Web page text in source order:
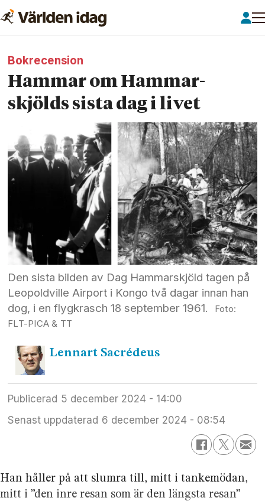
Bokrecension
Hammar om Hammar­
skjölds sista dag i livet
Den sista bilden av Dag Hammarskjöld tagen på
Leopoldville Airport i Kongo två dagar innan han
dog, i en flygkrasch 18 september 1961.
FLT-PICA & TT
Lennart Sacrédeus
Publicerad
5 december 2024 - 14:00
Senast uppdaterad
6 december 2024 - 08:54
Han håller på att slumra till, mitt i tankemödan,
mitt i ”den inre resan som är den längsta resan”